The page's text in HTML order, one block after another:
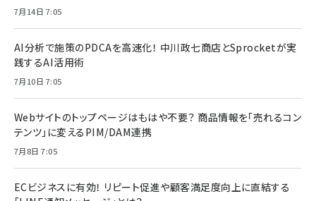
7月14日 7:05
AI分析で施策のPDCAを高速化！ 中川政七商店とSprocketが実
践するAI活用術
7月10日 7:05
Webサイトのトップページはもはや不要？ 商品情報を「売れるコン
テンツ」に変えるPIM/DAM連携
7月8日 7:05
ECビジネスに有効！ リピート促進や顧客満足度向上に直結する